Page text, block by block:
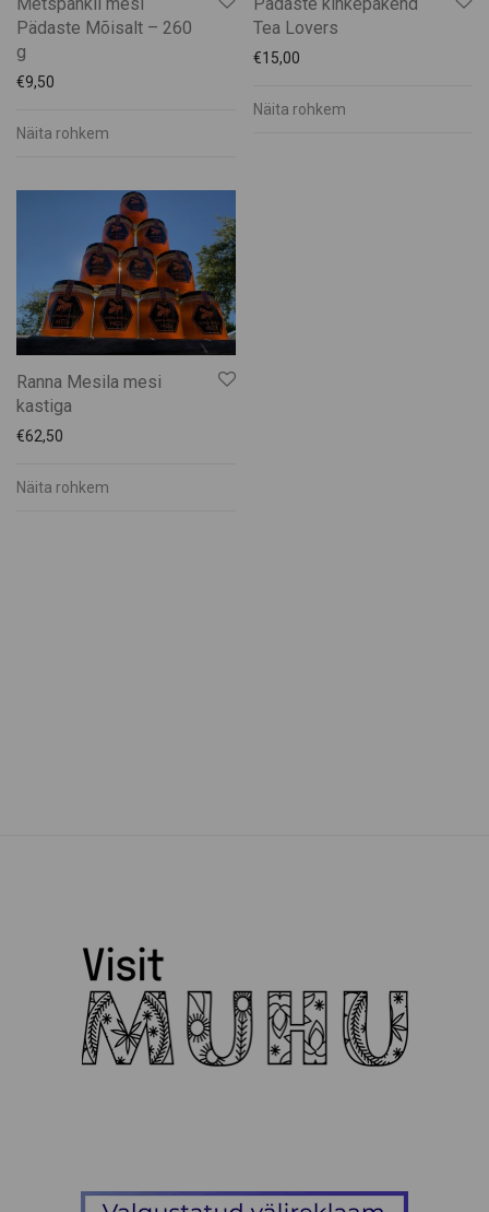
Pädaste Mõisalt – 260
g
€9,50
Näita rohkem
Tea Lovers
€15,00
Näita rohkem
Ranna Mesila mesi
kastiga
€62,50
Näita rohkem